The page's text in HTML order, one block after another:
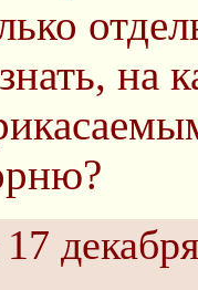
на